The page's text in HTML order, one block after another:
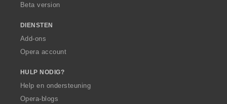
Beta version
DIENSTEN
Add-ons
Opera account
HULP NODIG?
Help en ondersteuning
Opera-blogs